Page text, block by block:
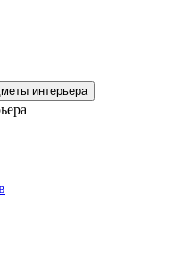
интерьера